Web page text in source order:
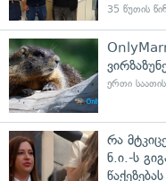
35 წუთის წინ
ერთი საათის
რა
ნ.ი.-ს